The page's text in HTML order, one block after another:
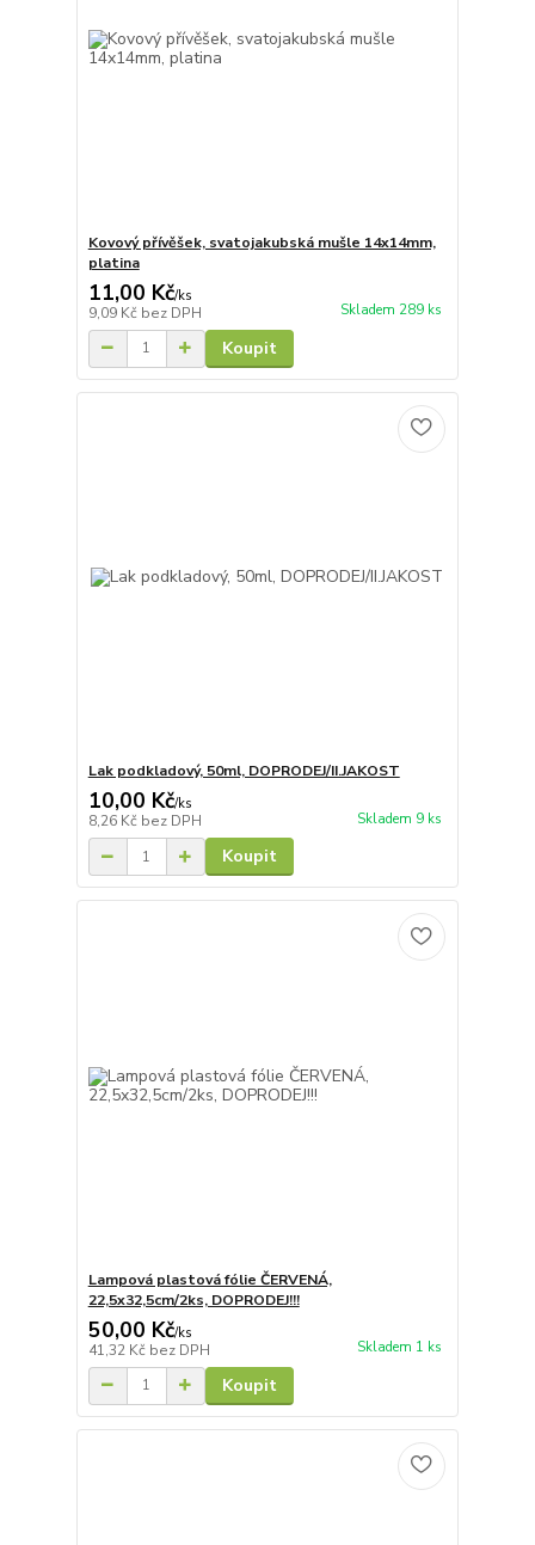
Kovový přívěšek, svatojakubská mušle 14x14mm,
platina
11,00 Kč/ks
9,09 Kč bez DPH Skladem 289 ks
Koupit
Lak podkladový, 50ml, DOPRODEJ/II.JAKOST
10,00 Kč/ks
8,26 Kč bez DPH Skladem 9 ks
Koupit
Lampová plastová fólie ČERVENÁ,
22,5x32,5cm/2ks, DOPRODEJ!!!
50,00 Kč/ks
41,32 Kč bez DPH Skladem 1 ks
Koupit